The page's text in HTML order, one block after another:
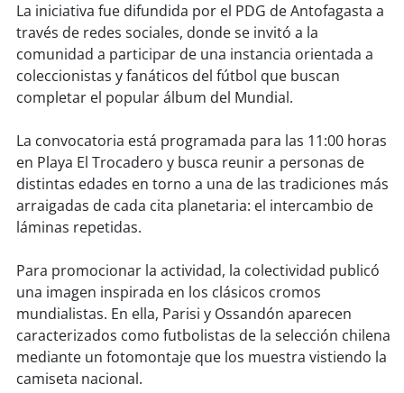
soysanantonio
soychillán
soytalcahuano
soyconcepción
soyarauco
soytemuco
soyvaldivia
La iniciativa fue difundida por el PDG de Antofagasta a
través de redes sociales, donde se invitó a la
comunidad a participar de una instancia orientada a
coleccionistas y fanáticos del fútbol que buscan
completar el popular álbum del Mundial.
La convocatoria está programada para las 11:00 horas
en Playa El Trocadero y busca reunir a personas de
distintas edades en torno a una de las tradiciones más
arraigadas de cada cita planetaria: el intercambio de
láminas repetidas.
Para promocionar la actividad, la colectividad publicó
una imagen inspirada en los clásicos cromos
mundialistas. En ella, Parisi y Ossandón aparecen
caracterizados como futbolistas de la selección chilena
mediante un fotomontaje que los muestra vistiendo la
camiseta nacional.